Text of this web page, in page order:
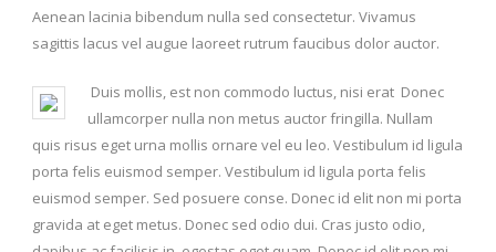
Aenean lacinia bibendum nulla sed consectetur. Vivamus
sagittis lacus vel augue laoreet rutrum faucibus dolor auctor.
Duis mollis, est non commodo luctus, nisi erat Donec
ullamcorper nulla non metus auctor fringilla. Nullam
quis risus eget urna mollis ornare vel eu leo. Vestibulum id ligula
porta felis euismod semper. Vestibulum id ligula porta felis
euismod semper. Sed posuere conse. Donec id elit non mi porta
gravida at eget metus. Donec sed odio dui. Cras justo odio,